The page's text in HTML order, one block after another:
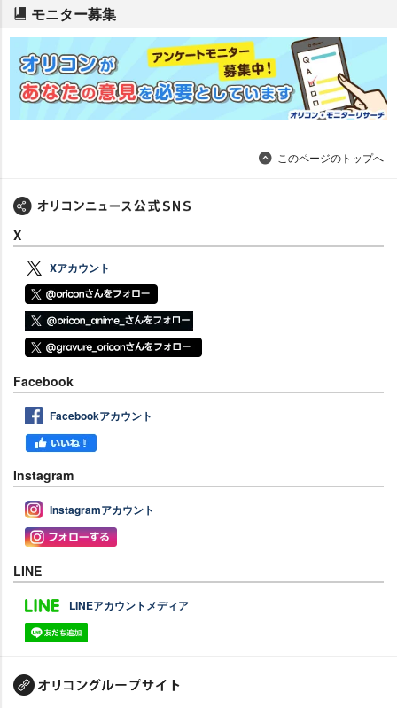
モニター募集
このページのトップへ
X
Xアカウント
Facebook
Facebookアカウント
Instagram
Instagramアカウント
LINE
LINEアカウントメディア